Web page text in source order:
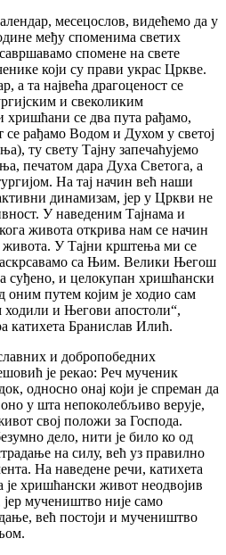
месецослов, видећемо да у
међу споменима светих
спомене на свете
који су прави украс Цркве.
а та највећа драгоценост се
и свеколиким
се два пута рађамо,
се рађамо Водом и Духом у светој
ту свету Тајну запечаћујемо
печатом дара Духа Светога, а
На тај начин већ наши
динамизам, јер у Цркви не
У наведеним Тајнама и
живота открива нам се начин
живота. У Тајни крштења ми се
са Њим. Велики Његош
суђено, и целокупан хришћански
путем којим је ходио сам
ходили и Његови апостоли“,
катихета Бранислав Илић.
и добропобедних
је рекао: Реч мученик
односно онај који је спреман да
у шта непоколебљиво верује,
свој положи за Господа.
дело, нити је било ко од
на силу, већ уз правилно
На наведене речи, катихета
је хришћански живот неодвојив
мучеништво није само
већ постоји и мучеништво